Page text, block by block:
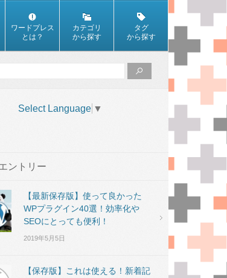
ワードプレス
とは？
カテゴリ
から探す
タグ
から探す
Select Language ▼
ントリー
【最新保存版】使って良かった
WPプラグイン40選！効率化や
SEOにとっても便利！
2019年5月5日
【保存版】これは使える！新着記